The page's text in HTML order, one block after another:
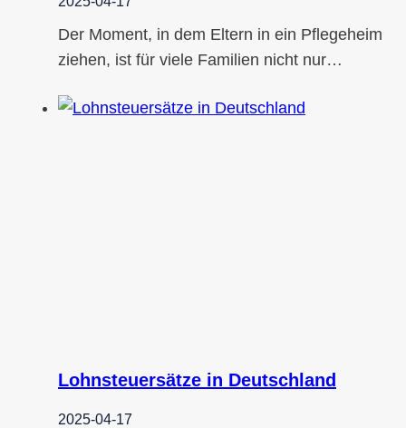
Der Moment, in dem Eltern in ein Pflegeheim
ziehen, ist für viele Familien nicht nur…
Lohnsteuersätze in Deutschland
2025-04-17